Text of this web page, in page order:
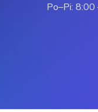
Po–Pi: